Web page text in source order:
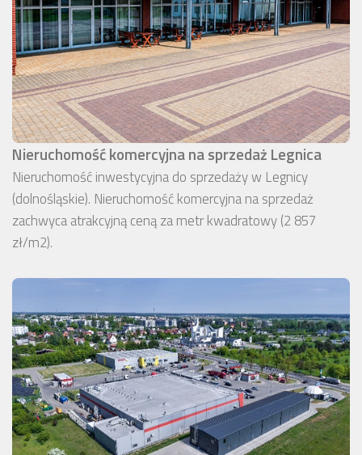
Nieruchomość komercyjna na sprzedaż Legnica
Nieruchomość inwestycyjna do sprzedaży w Legnicy
(dolnośląskie). Nieruchomość komercyjna na sprzedaż
zachwyca atrakcyjną ceną za metr kwadratowy (2 857
zł/m2).